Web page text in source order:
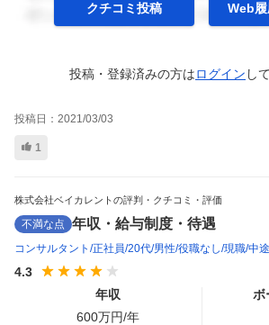
クチコミ投稿 Web
投稿・登録済みの方はログイン して
投稿日： 2021/03/03
1
株式会社ベイカレントの評判・クチコミ・評価
不満な点 年収・給与制度・待遇
コンサルタント 正社員 20代 男性 役職なし 現職 中
4.3
年収
600万円/年
ボ